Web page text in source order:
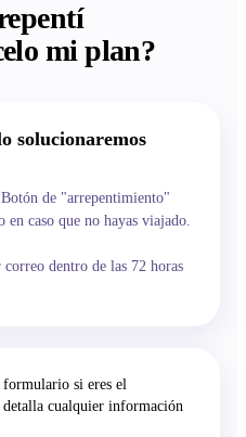
mi plan?
solucionaremos
de "arrepentimiento"
caso que no hayas viajado.
correo dentro de las 72 horas
si eres el
cualquier información